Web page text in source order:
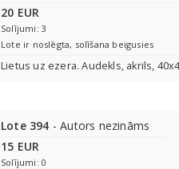
20 EUR
Solījumi: 3
Lote ir noslēgta, solīšana beigusies
Lietus uz ezera. Audekls, akrils,
Lote 394 - Autors nezināms
15 EUR
Solījumi: 0